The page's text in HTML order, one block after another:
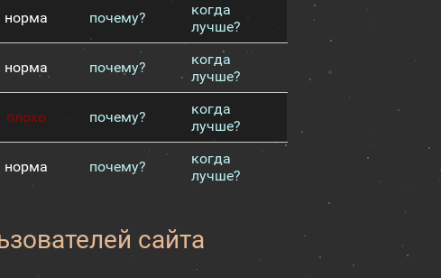
норма почему?
когда
лучше?
норма почему?
когда
лучше?
плохо почему?
когда
лучше?
норма почему?
когда
лучше?
сайта